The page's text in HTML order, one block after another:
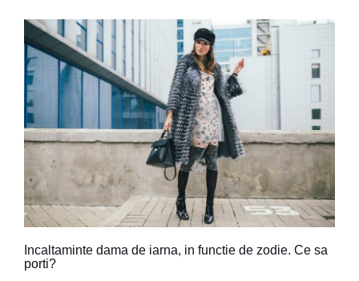
Incaltaminte dama de iarna, in functie de zodie. Ce sa
porti?